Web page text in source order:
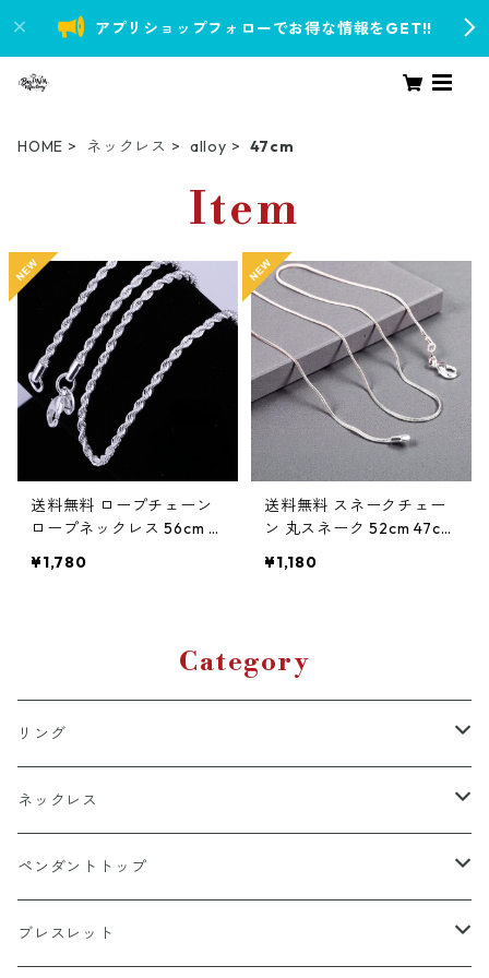
アプリショップフォローでお得な情報をGET!!
HOME ネックレス alloy 47cm
Item
送料無料 ロープチェーン
ロープネックレス 56cm 5
メタル合金 デザインチェ
イストデザイン ストリー
¥1,780
送料無料 スネークチェー
ン 丸スネーク 52cm 47cm
ルチェーン シルバー ネッ
ル 韓国ファッション
¥1,180
Category
リング
k18
15号以上
13号以下
platinum
15号以上
silver925
ネックレス
k18
60cm
platinum
ペンダントトップ
k18
ブレスレット